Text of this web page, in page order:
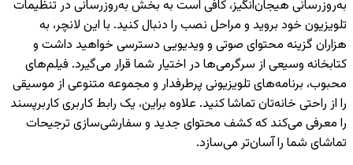
به‌روزرسانی هیجان‌انگیز، کافی است به بخش به‌روزرسانی در تنظیمات
تلویزیون خود بروید و مراحل نصب را دنبال کنید. با این لانچر، به
هزاران گزینه محتوای صوتی و ویدیویی دسترسی خواهید داشت و
کتابخانه وسیعی از سرگرمی‌ها در اختیار شما قرار می‌گیرد. فیلم‌های
محبوب، برنامه‌های تلویزیونی پرطرفدار و مجموعه متنوعی از موسیقی
را از راحتی خانه‌تان تماشا کنید. علاوه براین، یک رابط کاربری کاربرپسند
را معرفی می‌کند که کشف محتوای جدید و سفارشی‌سازی ترجیحات
تماشای شما را آسان‌تر می‌سازد.